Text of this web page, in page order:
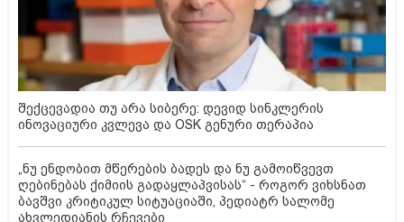
შექცევადია თუ არა სიბერე: დევიდ სინკლერის
ინოვაციური კვლევა და OSK გენური თერაპია
„ნუ ენდობით მწერების ბადეს და ნუ გამოიწვევთ
ღებინებას ქიმიის გადაყლაპვისას“ - როგორ ვიხსნათ
ბავშვი კრიტიკულ სიტუაციაში, პედიატრ სალომე
ახვლედიანის რჩევები